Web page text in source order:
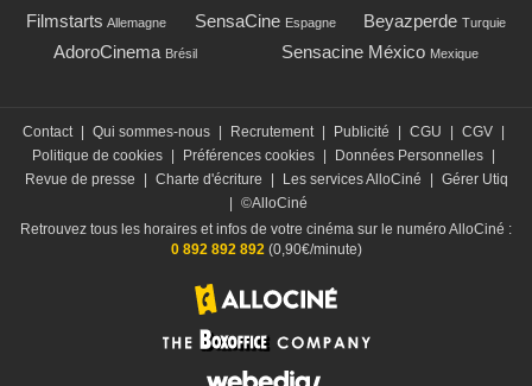
Filmstarts Allemagne SensaCine Espagne Beyazperde Turquie
AdoroCinema Brésil Sensacine México Mexique
Contact Qui sommes-nous Recrutement Publicité CGU CGV
Politique de cookies
Préférences cookies Données Personnelles
Revue de presse
Charte d'écriture Les services AlloCiné
Gérer Utiq
©AlloCiné
Retrouvez tous les horaires et infos de votre cinéma sur le numéro AlloCiné :
0 892 892 892(0,90€/minute)